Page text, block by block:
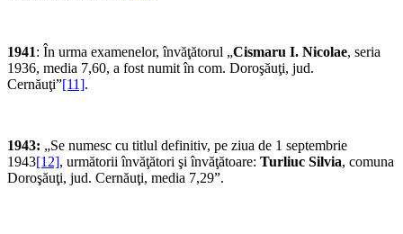
1941: În urma examenelor, învăţătorul „Cismaru I. Nicolae, seria
1936, media 7,60, a fost numit în com. Doroşăuţi, jud.
Cernăuţi”[11].
1943: „Se numesc cu titlul definitiv, pe ziua de 1 septembrie
1943[12], următorii învăţători şi învăţătoare: Turliuc Silvia, comuna
Doroşăuţi, jud. Cernăuţi, media 7,29”.